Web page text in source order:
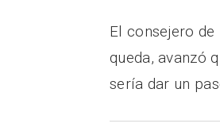
El consejero
queda, avanzó
sería dar un